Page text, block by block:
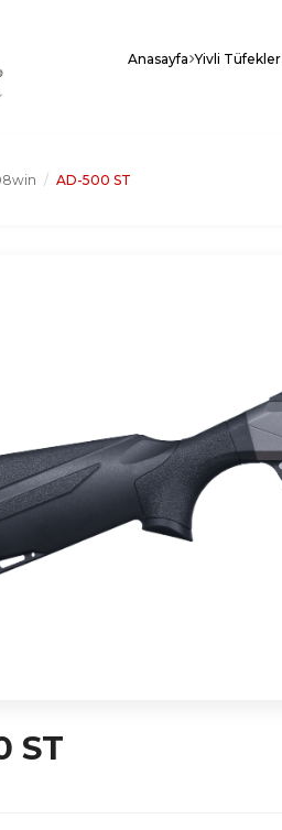
Anasayfa Yivli Tüfekler
/ AD-500 ST
ST